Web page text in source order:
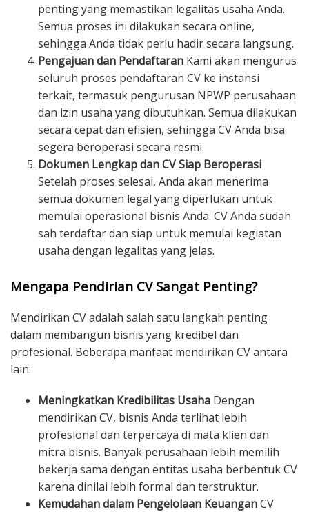
penting yang memastikan legalitas usaha Anda.
Semua proses ini dilakukan secara online,
sehingga Anda tidak perlu hadir secara langsung.
Pengajuan dan Pendaftaran Kami akan mengurus
seluruh proses pendaftaran CV ke instansi
terkait, termasuk pengurusan NPWP perusahaan
dan izin usaha yang dibutuhkan. Semua dilakukan
secara cepat dan efisien, sehingga CV Anda bisa
segera beroperasi secara resmi.
Dokumen Lengkap dan CV Siap Beroperasi
Setelah proses selesai, Anda akan menerima
semua dokumen legal yang diperlukan untuk
memulai operasional bisnis Anda. CV Anda sudah
sah terdaftar dan siap untuk memulai kegiatan
usaha dengan legalitas yang jelas.
Mengapa Pendirian CV Sangat Penting?
Mendirikan CV adalah salah satu langkah penting
dalam membangun bisnis yang kredibel dan
profesional. Beberapa manfaat mendirikan CV antara
lain:
Meningkatkan Kredibilitas Usaha Dengan
mendirikan CV, bisnis Anda terlihat lebih
profesional dan terpercaya di mata klien dan
mitra bisnis. Banyak perusahaan lebih memilih
bekerja sama dengan entitas usaha berbentuk CV
karena dinilai lebih formal dan terstruktur.
Kemudahan dalam Pengelolaan KeuanganCV